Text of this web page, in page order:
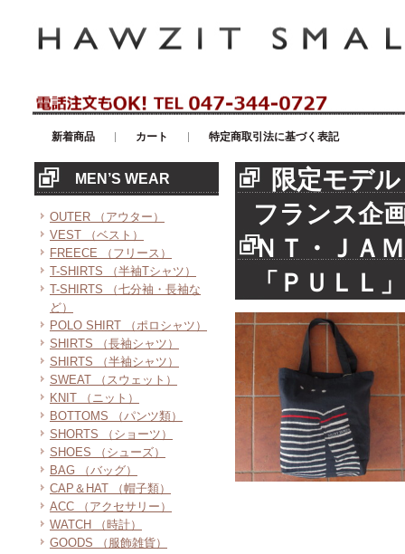
新着商品 カート 特定商取引法に基づく表記
MEN’S WEAR
OUTER （アウター）
VEST （ベスト）
FREECE （フリース）
T-SHIRTS （半袖Tシャツ）
T-SHIRTS （七分袖・長袖な
ど）
POLO SHIRT （ポロシャツ）
SHIRTS （長袖シャツ）
SHIRTS （半袖シャツ）
SWEAT （スウェット）
KNIT （ニット）
BOTTOMS （パンツ類）
SHORTS （ショーツ）
SHOES （シューズ）
BAG （バッグ）
CAP＆HAT （帽子類）
ACC （アクセサリー）
WATCH （時計）
GOODS （服飾雑貨）
限定モデ
フランス企
ＮＴ・ＪＡ
「ＰＵＬＬ」